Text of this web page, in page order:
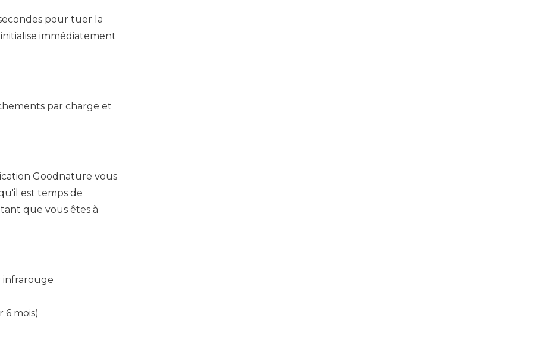
pour tuer la
immédiatement
par charge et
Goodnature vous
est temps de
que vous êtes à
infrarouge
6 mois)